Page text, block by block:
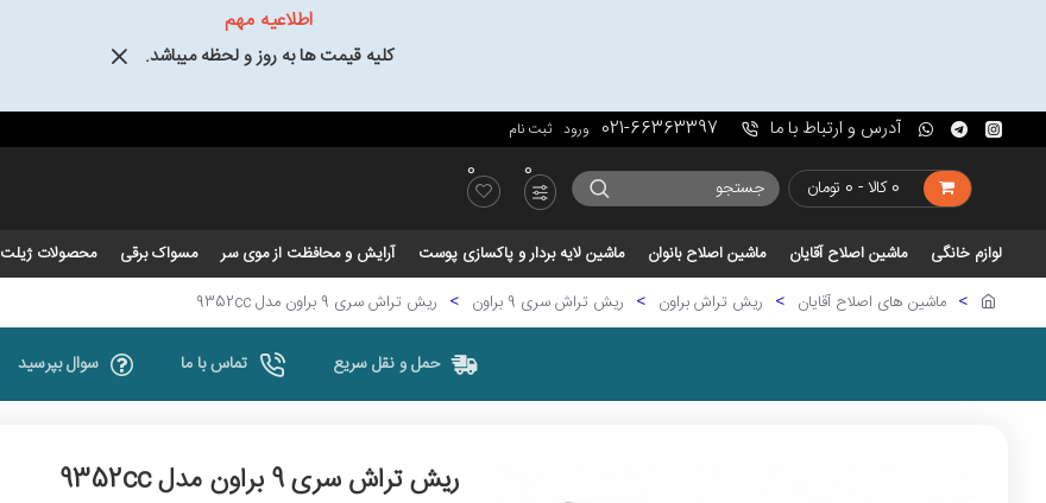
اطلاعیه مهم
کلیه قیمت ها به روز و لحظه میباشد.
آدرس و ارتباط با ما 021-66363397 ورود ثبت نام
0 0
0 کالا - 0 تومان
لوازم خانگی ماشین اصلاح آقایان ماشین اصلاح بانوان ماشین لایه بردار و پاکسازی پوست آرایش و محافظت از موی سر مسواک برقی محصولات ژیلت
ماشین های اصلاح آقایان
ریش تراش براون ریش تراش سری 9 براون ریش تراش سری 9 براون مدل 9352cc
حمل و نقل سریع تماس با ما سوال بپرسید
ریش تراش سری 9 براون مدل 9352cc